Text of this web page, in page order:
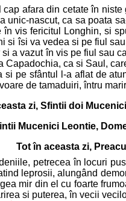
afara din cetate în
unic-nascut, ca sa poata
vis fericitul Longhin, si
si îsi va vedea si pe fiul
a vazut în vis pe fiul sau
ca si Saul,
pe sfântul l-a aflat de
de tamaduiri, întru
zi, Sfintii doi
Mucenici Leontie,
Tot în aceasta zi,
petrecea în locuri
leprosii, alungând
mir din el cu foarte
si puterea, în vecii